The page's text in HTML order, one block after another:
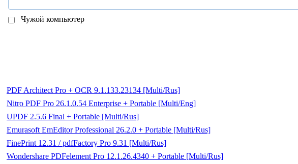
Чужой компьютер
PDF Architect Pro + OCR 9.1.133.23134 [Multi/Rus]
Nitro PDF Pro 26.1.0.54 Enterprise + Portable [Multi/Eng]
UPDF 2.5.6 Final + Portable [Multi/Rus]
Emurasoft EmEditor Professional 26.2.0 + Portable [Multi/Rus]
FinePrint 12.31 / pdfFactory Pro 9.31 [Multi/Rus]
Wondershare PDFelement Pro 12.1.26.4340 + Portable [Multi/Rus]